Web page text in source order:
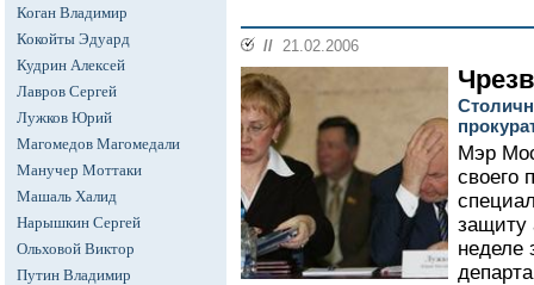
Коган Владимир
Кокойты Эдуард
Кудрин Алексей
Лавров Сергей
Лужков Юрий
Магомедов Магомедали
Манучер Моттаки
Машаль Халид
Нарышкин Сергей
Ольховой Виктор
Путин Владимир
// 21.02.2006
Мэр
своего
защиту
неделе